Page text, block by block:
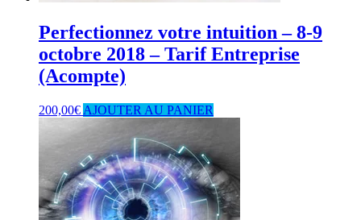
Perfectionnez votre intuition – 8-9
octobre 2018 – Tarif Entreprise
(Acompte)
200,00€ AJOUTER AU PANIER